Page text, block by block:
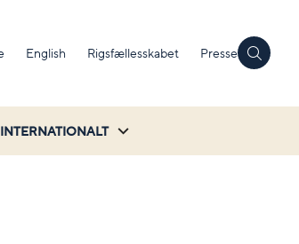
English Rigsfællesskabet Presse
INTERNATIONALT